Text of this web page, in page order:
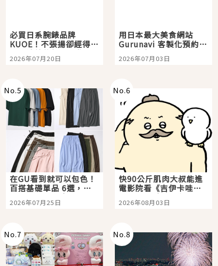
必買日系腕錶品牌
KUOE！不張揚卻經得起
時間洗鍊的經典之作五
選
2026年07月20日
用日本最大美食網站
Gurunavi 客製化預約九
大都市餐廳，打造專屬
美食體驗！
2026年07月03日
No.5
在GU看到就可以包色！
百搭基礎單品 6選，閉
眼全收也不心疼
2026年07月25日
No.6
快90公斤肌肉大叔能進
電影院看《吉伊卡哇》
嗎？日本重金屬樂團
「打首」會長與nagano
2026年08月03日
No.7 No.8